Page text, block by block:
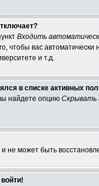
Входить
чтобы вас
и т.д.
в списке активных
найдете опцию Скрывать
не может быть